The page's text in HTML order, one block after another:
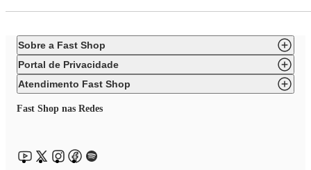
Sobre a Fast Shop
Portal de Privacidade
Atendimento Fast Shop
Fast Shop nas Redes